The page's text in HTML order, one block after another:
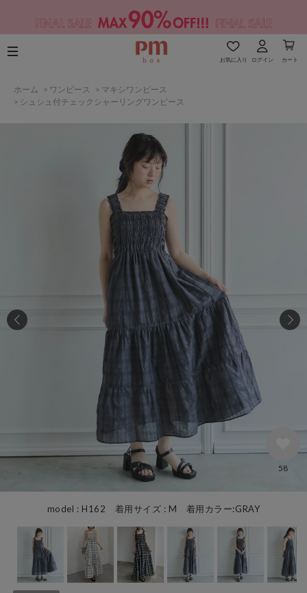
お気に入り ログイン カート
ホーム > ワンピース > マキシワンピース
> シュシュ付チェックシャーリングワンピース
model : H162 着用サイズ : M 着用カラー:GRAY
58